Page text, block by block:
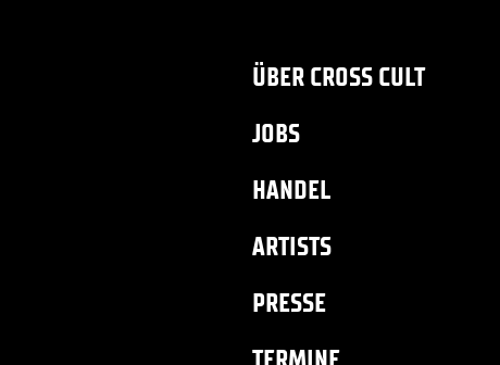
ÜBER CROSS CULT
JOBS
HANDEL
ARTISTS
PRESSE